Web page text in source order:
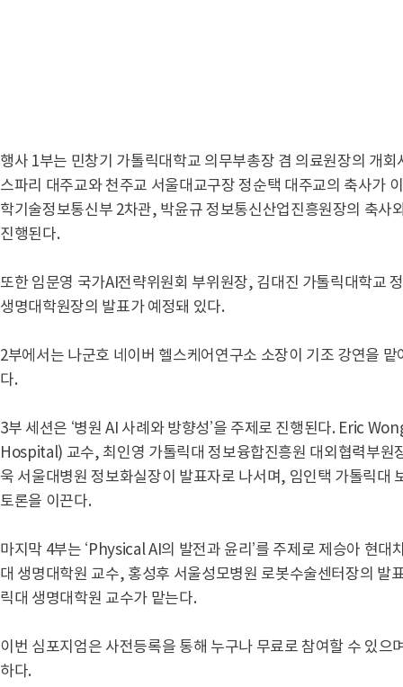
행사 1부는 민창기 가톨릭대학교 의무부총장 겸 의료원장의 개
스파리 대주교와 천주교 서울대교구장 정순택 대주교의 축사가
학기술정보통신부 2차관, 박윤규 정보통신산업진흥원장의 축사
진행된다.
또한 임문영 국가AI전략위원회 부위원장, 김대진 가톨릭대학교
생명대학원장의 발표가 예정돼 있다.
2부에서는 나군호 네이버 헬스케어연구소 소장이 기조 강연을
다.
3부 세션은 ‘병원 AI 사례와 방향성’을 주제로 진행된다. Eric
Hospital) 교수, 최인영 가톨릭대 정보융합진흥원 대외협력부원
욱 서울대병원 정보화실장이 발표자로 나서며, 임인택 가톨릭대
토론을 이끈다.
마지막 4부는 ‘Physical AI의 발전과 윤리’를 주제로 제승아 현
대 생명대학원 교수, 홍성후 서울성모병원 로봇수술센터장의 발
릭대 생명대학원 교수가 맡는다.
이번 심포지엄은 사전등록을 통해 누구나 무료로 참여할 수 있으
하다.